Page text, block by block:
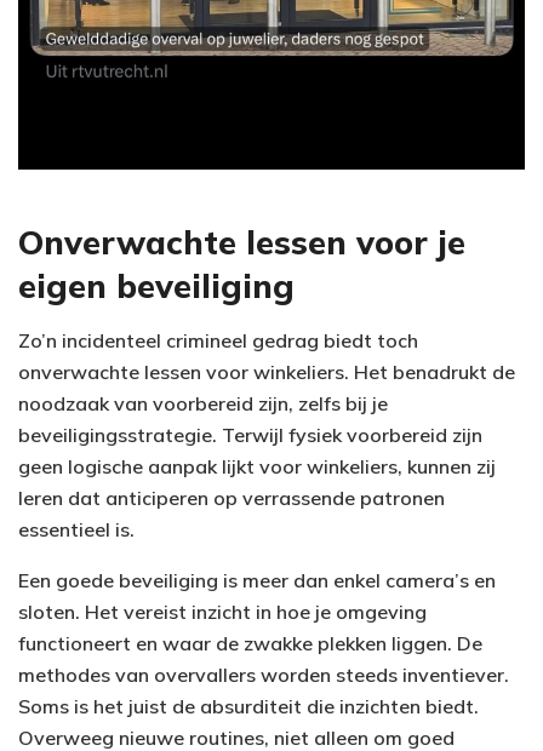
Onverwachte lessen voor je
eigen beveiliging
Zo’n incidenteel crimineel gedrag biedt toch
onverwachte lessen voor winkeliers. Het benadrukt de
noodzaak van voorbereid zijn, zelfs bij je
beveiligingsstrategie. Terwijl fysiek voorbereid zijn
geen logische aanpak lijkt voor winkeliers, kunnen zij
leren dat anticiperen op verrassende patronen
essentieel is.
Een goede beveiliging is meer dan enkel camera’s en
sloten. Het vereist inzicht in hoe je omgeving
functioneert en waar de zwakke plekken liggen. De
methodes van overvallers worden steeds inventiever.
Soms is het juist de absurditeit die inzichten biedt.
Overweeg nieuwe routines, niet alleen om goed